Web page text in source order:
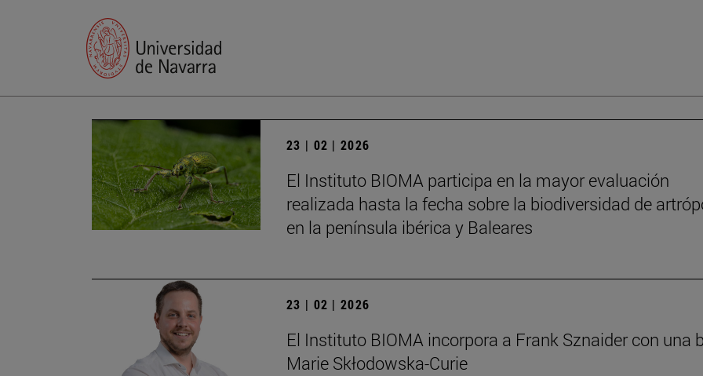
23 | 02 | 2026
El Instituto BIOMA participa en la mayor evaluación
realizada hasta la fecha sobre la biodiversidad de
en la península ibérica y Baleares
23 | 02 | 2026
El Instituto BIOMA incorpora a Frank Sznaider con una
Marie Skłodowska-Curie